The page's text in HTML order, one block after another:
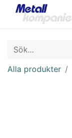
Alla produkter